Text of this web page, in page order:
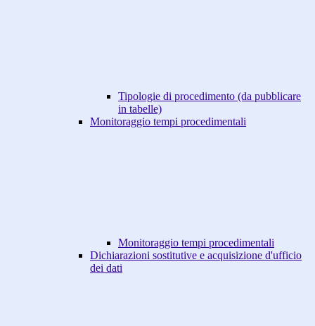
Tipologie di procedimento (da pubblicare
in tabelle)
Monitoraggio tempi procedimentali
Monitoraggio tempi procedimentali
Dichiarazioni sostitutive e acquisizione d'ufficio
dei dati